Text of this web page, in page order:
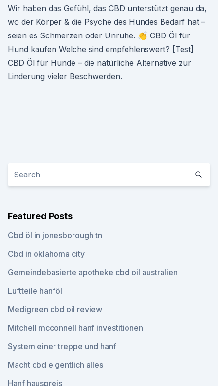
Wir haben das Gefühl, das CBD unterstützt genau da,
wo der Körper & die Psyche des Hundes Bedarf hat –
seien es Schmerzen oder Unruhe. 👏 CBD Öl für
Hund kaufen Welche sind empfehlenswert? [Test]
CBD Öl für Hunde – die natürliche Alternative zur
Linderung vieler Beschwerden.
Featured Posts
Cbd öl in jonesborough tn
Cbd in oklahoma city
Gemeindebasierte apotheke cbd oil australien
Luftteile hanföl
Medigreen cbd oil review
Mitchell mcconnell hanf investitionen
System einer treppe und hanf
Macht cbd eigentlich alles
Hanf hauspreis